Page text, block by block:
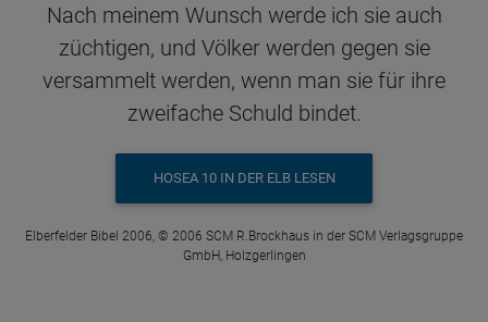
Nach meinem Wunsch werde ich sie auch
züchtigen, und Völker werden gegen sie
versammelt werden, wenn man sie für ihre
zweifache Schuld bindet.
HOSEA 10 IN DER ELB LESEN
Elberfelder Bibel 2006, © 2006 SCM R.Brockhaus in der SCM Verlagsgruppe
GmbH, Holzgerlingen